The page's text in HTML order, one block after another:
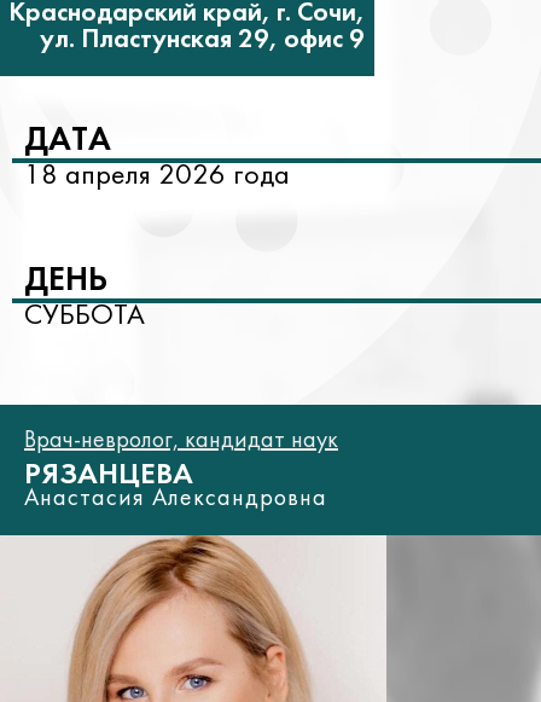
Краснодарский край, г. Сочи,
ул. Пластунская 29, офис 9
ДЕНЬ
СУББОТА
ДАТА
18 апреля 2026 года
РЯЗАНЦЕВА
Анастасия Александровна
Врач-невролог, кандидат наук